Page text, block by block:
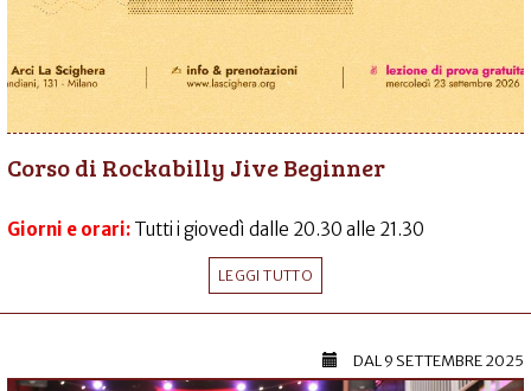
Corso di Rockabilly Jive Beginner
Giorni e orari: Tutti i giovedì dalle 20.30 alle 21.30
LEGGI TUTTO
DAL9 SETTEMBRE 2025